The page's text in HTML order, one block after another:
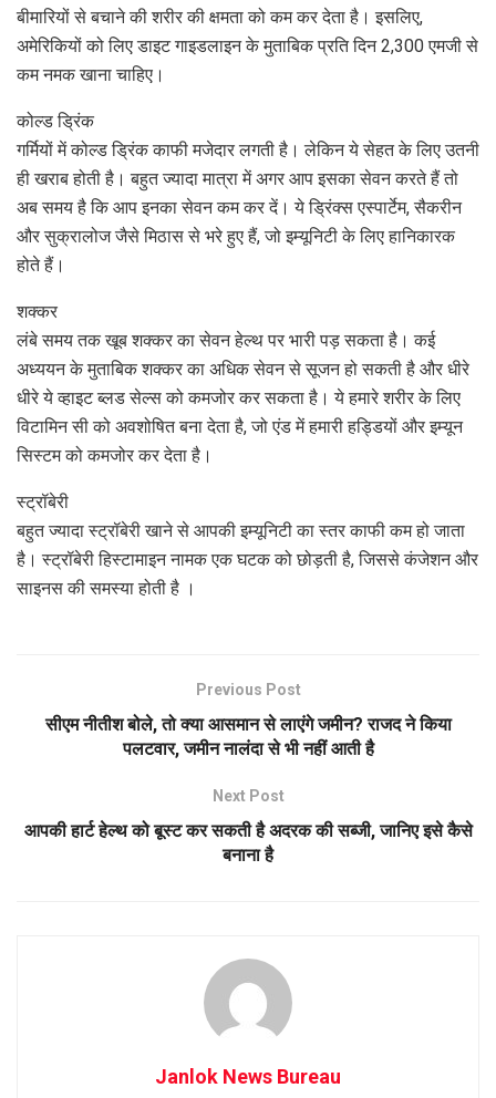
बीमारियों से बचाने की शरीर की क्षमता को कम कर देता है। इसलिए,
अमेरिकियों को लिए डाइट गाइडलाइन के मुताबिक प्रति दिन 2,300 एमजी से
कम नमक खाना चाहिए।
कोल्ड ड्रिंक
गर्मियों में कोल्ड ड्रिंक काफी मजेदार लगती है। लेकिन ये सेहत के लिए उतनी
ही खराब होती है। बहुत ज्यादा मात्रा में अगर आप इसका सेवन करते हैं तो
अब समय है कि आप इनका सेवन कम कर दें। ये ड्रिंक्स एस्पार्टेम, सैकरीन
और सुक्रालोज जैसे मिठास से भरे हुए हैं, जो इम्यूनिटी के लिए हानिकारक
होते हैं।
शक्कर
लंबे समय तक खूब शक्कर का सेवन हेल्थ पर भारी पड़ सकता है। कई
अध्ययन के मुताबिक शक्कर का अधिक सेवन से सूजन हो सकती है और धीरे
धीरे ये व्हाइट ब्लड सेल्स को कमजोर कर सकता है। ये हमारे शरीर के लिए
विटामिन सी को अवशोषित बना देता है, जो एंड में हमारी हड्डियों और इम्यून
सिस्टम को कमजोर कर देता है।
स्ट्रॉबेरी
बहुत ज्यादा स्ट्रॉबेरी खाने से आपकी इम्यूनिटी का स्तर काफी कम हो जाता
है। स्ट्रॉबेरी हिस्टामाइन नामक एक घटक को छोड़ती है, जिससे कंजेशन और
साइनस की समस्या होती है ।
Previous Post
सीएम नीतीश बोले, तो क्या आसमान से लाएंगे जमीन? राजद ने किया
पलटवार, जमीन नालंदा से भी नहीं आती है
Next Post
आपकी हार्ट हेल्थ को बूस्ट कर सकती है अदरक की सब्जी, जानिए इसे कैसे
बनाना है
Janlok News Bureau